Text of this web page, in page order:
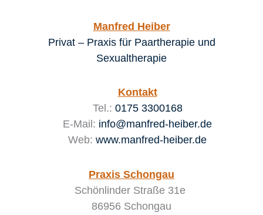
Manfred Heiber
Privat – Praxis für Paartherapie und
Sexualtherapie
Kontakt
Tel.: 0175 3300168
E-Mail: info@manfred-heiber.de
Web: www.manfred-heiber.de
Praxis Schongau
Schönlinder Straße 31e
86956 Schongau